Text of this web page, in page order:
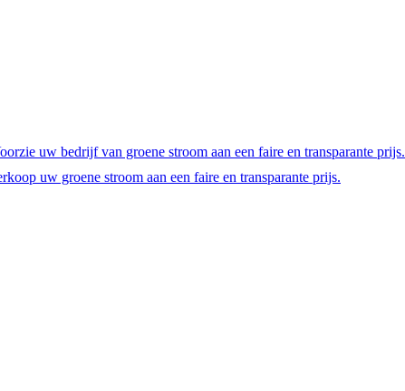
uw bedrijf van groene stroom aan een faire en transparante prijs.
uw groene stroom aan een faire en transparante prijs.